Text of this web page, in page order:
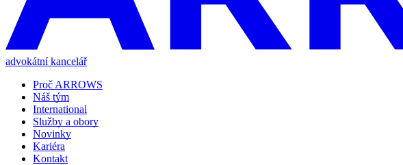
advokátní kancelář
Proč ARROWS
Náš tým
International
Služby a obory
Novinky
Kariéra
Kontakt